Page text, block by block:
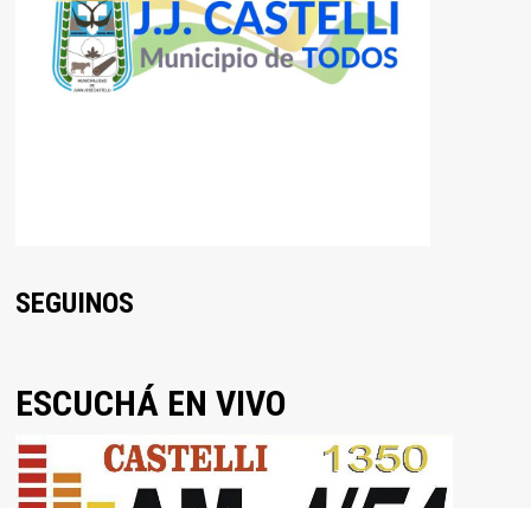
SEGUINOS
ESCUCHÁ EN VIVO